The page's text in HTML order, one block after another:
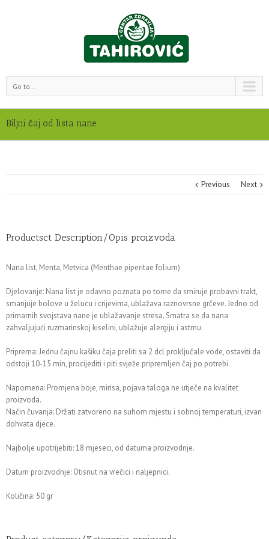
Go to...
Biljni čaj od lista nane
Previous Next
Productsct Description/Opis proizvoda
Nana list, Menta, Metvica (Menthae piperitae folium)
Djelovanje: Nana list je odavno poznata po tome da smiruje probavni trakt,
smanjuje bolove u želucu i crijevima, ublažava raznovrsne grčeve. Jedno od
primarnih svojstava nane je ublažavanje stresa. Smatra se da nana
zahvaljujući ruzmarinskoj kiselini, ublažuje alergiju i astmu.
Priprema: Jednu čajnu kašiku čaja preliti sa 2 dcl proključale vode, ostaviti da
odstoji 10-15 min, procijediti i piti svježe pripremljen čaj po potrebi.
Napomena: Promjena boje, mirisa, pojava taloga ne utječe na kvalitet
proizvoda.
Način čuvanja: Držati zatvoreno na suhom mjestu i sobnoj temperaturi, izvan
dohvata djece.
Najbolje upotrijebiti: 18 mjeseci, od datuma proizvodnje.
Datum proizvodnje: Otisnut na vrečici i naljepnici.
Količina: 50 gr